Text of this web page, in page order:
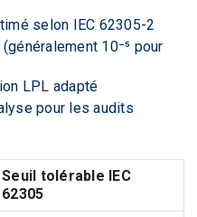
selon IEC 62305-2
10⁻⁵ pour
LPL adapté
pour les audits
Seuil tolérable IEC
62305